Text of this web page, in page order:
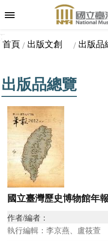
跳到主要內容區塊
階
尋
參
觀
指
南
展
覽
:::
首頁 出版文創 出版品
出版品總覽
國立臺灣歷史博物館年
作者/編者：
執行編輯：李京燕、盧筱萱